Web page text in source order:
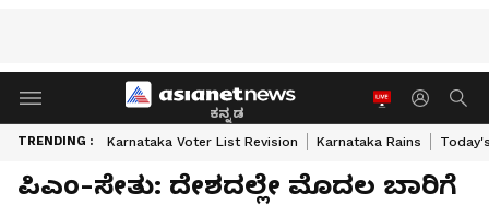
ಕನ್ನಡ
TRENDING : Karnataka Voter List Revision Karnataka Rains
ಪಿಎಂ-ಸೇತು: ದೇಶದಲ್ಲೇ ಮೊದಲ ಬಾರಿಗೆ